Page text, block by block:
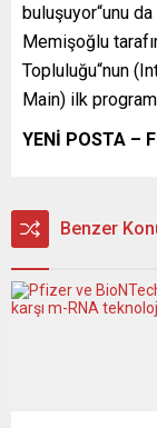
buluşuyor“unu
Memişoğlu
Topluluğu“nun
Main) ilk
YENİ POSTA –
Benzer